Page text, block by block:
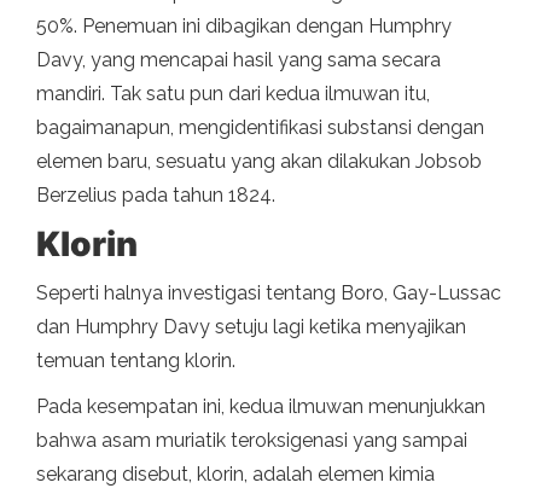
50%. Penemuan ini dibagikan dengan Humphry
Davy, yang mencapai hasil yang sama secara
mandiri. Tak satu pun dari kedua ilmuwan itu,
bagaimanapun, mengidentifikasi substansi dengan
elemen baru, sesuatu yang akan dilakukan Jobsob
Berzelius pada tahun 1824.
Klorin
Seperti halnya investigasi tentang Boro, Gay-Lussac
dan Humphry Davy setuju lagi ketika menyajikan
temuan tentang klorin.
Pada kesempatan ini, kedua ilmuwan menunjukkan
bahwa asam muriatik teroksigenasi yang sampai
sekarang disebut, klorin, adalah elemen kimia